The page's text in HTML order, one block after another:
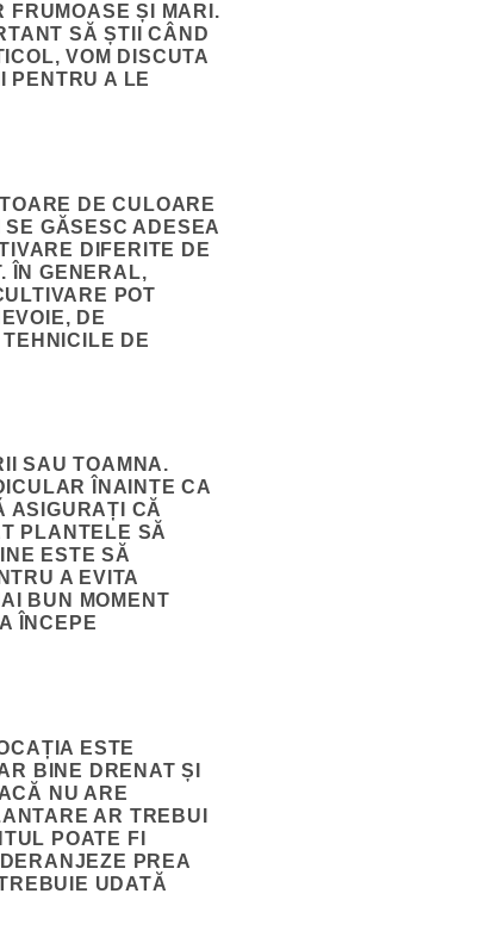
FRUMOASE ȘI MARI.
SĂ ȘTII CÂND
VOM DISCUTA
PENTRU A LE
DE CULOARE
GĂSESC ADESEA
DIFERITE DE
ÎN GENERAL,
POT
DE
DE
SAU TOAMNA.
ÎNAINTE CA
ASIGURAȚI CĂ
PLANTELE SĂ
ESTE SĂ
A EVITA
BUN MOMENT
ÎNCEPE
ESTE
BINE DRENAT ȘI
NU ARE
AR TREBUI
POATE FI
PREA
UDATĂ